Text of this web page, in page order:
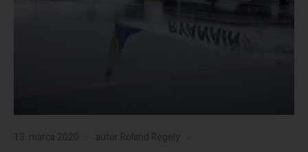
13. marca 2020 autor Roland Regely